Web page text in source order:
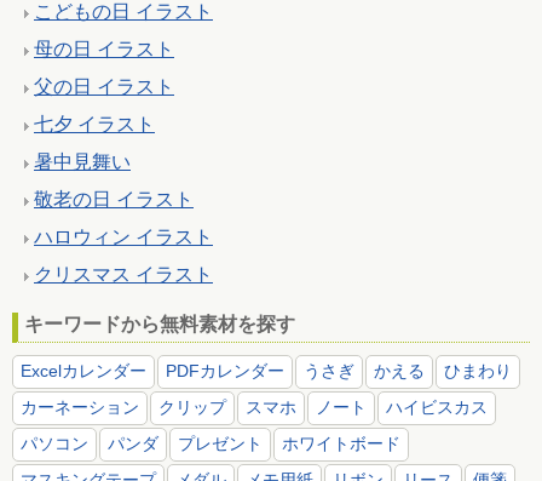
こどもの日 イラスト
母の日 イラスト
父の日 イラスト
七夕 イラスト
暑中見舞い
敬老の日 イラスト
ハロウィン イラスト
クリスマス イラスト
キーワードから無料素材を探す
Excelカレンダー PDFカレンダー うさぎ かえる
ひまわり
カーネーション
クリップ スマホ ノート
ハイビスカス
パソコン
パンダ プレゼント
ホワイトボード